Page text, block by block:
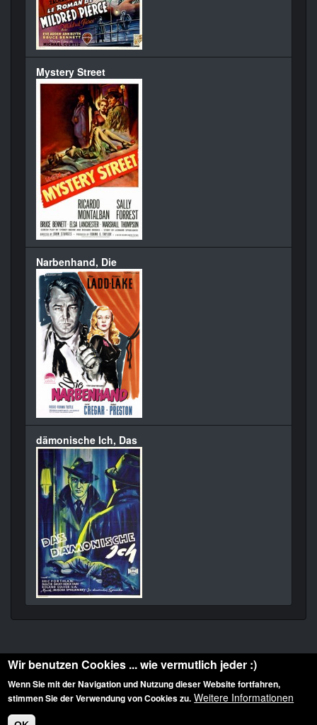
Mystery Street
Narbenhand, Die
dämonische Ich, Das
Diese Website ist urheberrechtlich geschützt: © 2010-2026 der Film Noir de. Alle
Rechte vorbehalten.
Wir benutzen Cookies ... wie vermutlich jeder :)
Wenn Sie mit der Navigation und Nutzung dieser Website fortfahren,
stimmen Sie der Verwendung von Cookies zu. Weitere Informationen